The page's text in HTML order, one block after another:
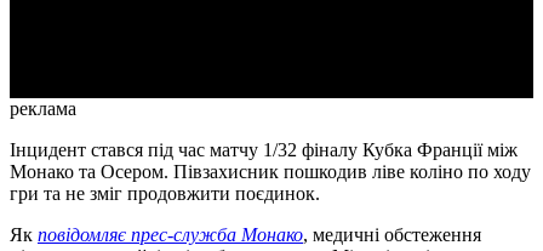
реклама
Інцидент стався під час матчу 1/32 фіналу Кубка Франції між
Монако та Осером. Півзахисник пошкодив ліве коліно по ходу
гри та не зміг продовжити поєдинок.
Як повідомляє прес-служба Монако, медичні обстеження